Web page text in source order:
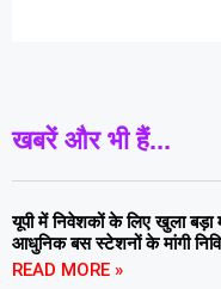
खबरें और भी हैं...
यूपी में निवेशकों के लिए खुला बड़ा
आधुनिक बस स्टेशनों के मांगी
READ MORE »